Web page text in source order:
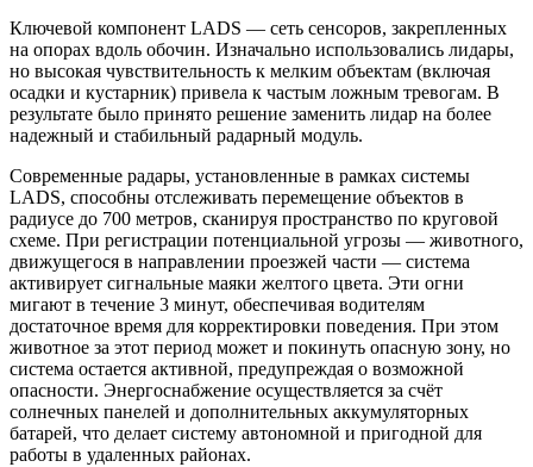
Ключевой компонент LADS — сеть сенсоров, закрепленных
на опорах вдоль обочин. Изначально использовались лидары,
но высокая чувствительность к мелким объектам (включая
осадки и кустарник) привела к частым ложным тревогам. В
результате было принято решение заменить лидар на более
надежный и стабильный радарный модуль.
Современные радары, установленные в рамках системы
LADS, способны отслеживать перемещение объектов в
радиусе до 700 метров, сканируя пространство по круговой
схеме. При регистрации потенциальной угрозы — животного,
движущегося в направлении проезжей части — система
активирует сигнальные маяки желтого цвета. Эти огни
мигают в течение 3 минут, обеспечивая водителям
достаточное время для корректировки поведения. При этом
животное за этот период может и покинуть опасную зону, но
система остается активной, предупреждая о возможной
опасности. Энергоснабжение осуществляется за счёт
солнечных панелей и дополнительных аккумуляторных
батарей, что делает систему автономной и пригодной для
работы в удаленных районах.